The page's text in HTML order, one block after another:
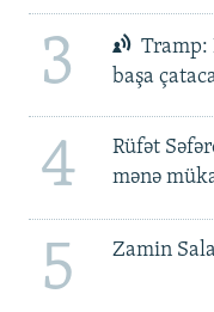
3
Tramp:
başa
4
Rüfət
mənə
5 Zamin